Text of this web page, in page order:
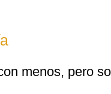
menos, pero